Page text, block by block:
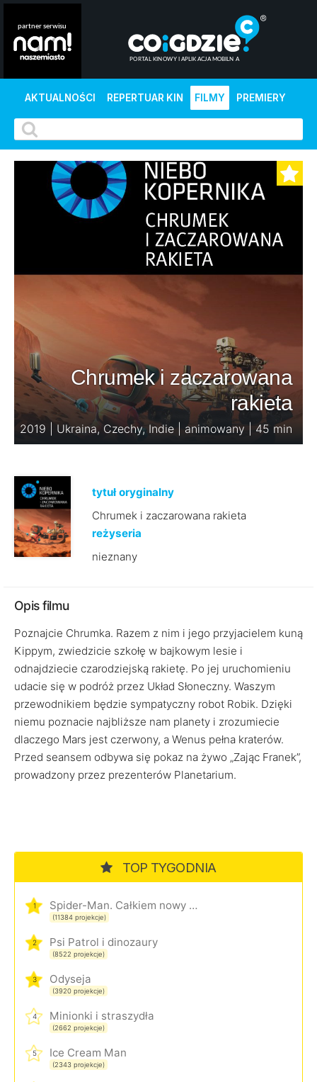
AKTUALNOŚCI REPERTUAR KIN FILMY PREMIERY
Chrumek i zaczarowana
rakieta
2019 | Ukraina, Czechy, Indie | animowany | 45 min
tytuł oryginalny
Chrumek i zaczarowana rakieta
reżyseria
nieznany
Opis filmu
Poznajcie Chrumka. Razem z nim i jego przyjacielem kuną
Kippym, zwiedzicie szkołę w bajkowym lesie i
odnajdziecie czarodziejską rakietę. Po jej uruchomieniu
udacie się w podróż przez Układ Słoneczny. Waszym
przewodnikiem będzie sympatyczny robot Robik. Dzięki
niemu poznacie najbliższe nam planety i zrozumiecie
dlaczego Mars jest czerwony, a Wenus pełna kraterów.
Przed seansem odbywa się pokaz na żywo „Zając Franek”,
prowadzony przez prezenterów Planetarium.
TOP TYGODNIA
1 Spider-Man. Całkiem nowy dzień
(11384 projekcje)
2 Psi Patrol i dinozaury
(8522 projekcje)
3 Odyseja
(3920 projekcje)
4 Minionki i straszydła
(2662 projekcje)
5 Ice Cream Man
(2343 projekcje)